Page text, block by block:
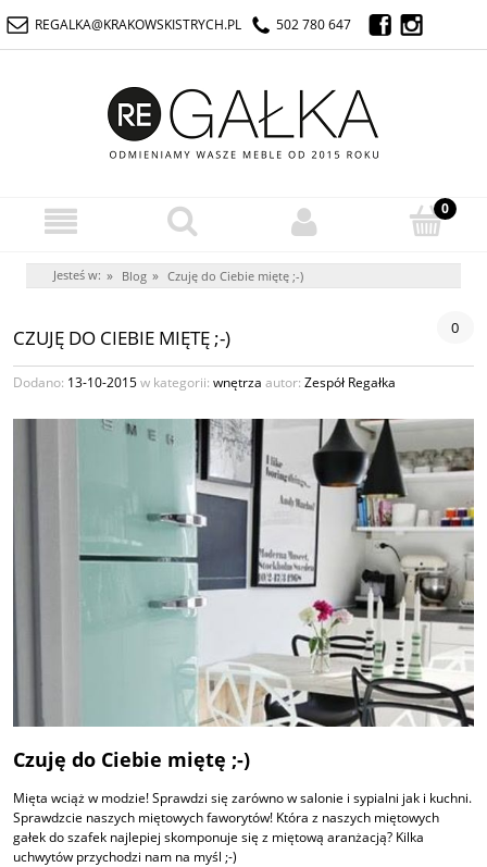
REGALKA@KRAKOWSKISTRYCH.PL 502 780 647
Jesteś w: » Blog » Czuję do Ciebie miętę ;-)
CZUJĘ DO CIEBIE MIĘTĘ ;-) 0
Dodano: 13-10-2015w kategorii: wnętrza autor: Zespół Regałka
Czuję do Ciebie miętę ;-)
Mięta wciąż w modzie! Sprawdzi się zarówno w salonie i sypialni jak i kuchni.
Sprawdzcie naszych miętowych faworytów! Która z naszych miętowych
gałek do szafek najlepiej skomponuje się z miętową aranżacją? Kilka
uchwytów przychodzi nam na myśl ;-)